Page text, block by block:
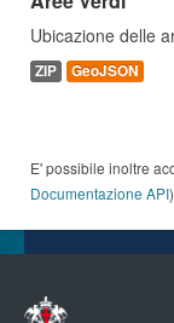
Ubicazione delle
ZIP GeoJSON
E' possibile inoltre
Documentazione API